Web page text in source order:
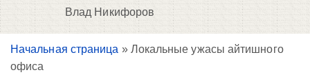
Влад Никифоров
Вы здесь
Начальная страница » Локальные ужасы айтишного
офиса